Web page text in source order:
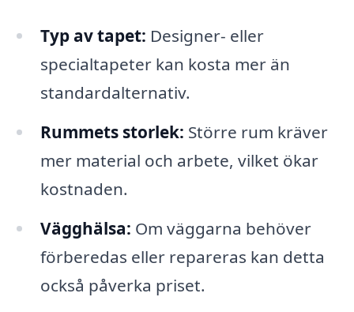
Typ av tapet: Designer- eller
specialtapeter kan kosta mer än
standardalternativ.
Rummets storlek: Större rum kräver
mer material och arbete, vilket ökar
kostnaden.
Vägghälsa: Om väggarna behöver
förberedas eller repareras kan detta
också påverka priset.